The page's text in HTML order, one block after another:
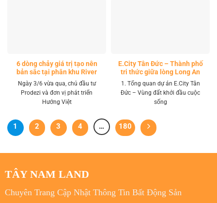
6 dòng chảy giá trị tạo nên
bản sắc tại phân khu River
Park LA Home
Ngày 3/6 vừa qua, chủ đầu tư
Prodezi và đơn vị phát triển
Hướng Việt
E.City Tân Đức – Thành phố
tri thức giữa lòng Long An
1. Tổng quan dự án E.City Tân
Đức – Vùng đất khởi đầu cuộc
sống
1 2 3 4 … 180
TÂY NAM LAND
Chuyên Trang Cập Nhật Thông Tin Bất Động Sản